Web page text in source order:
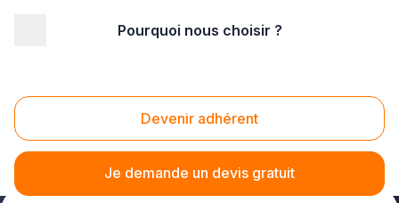
Pourquoi nous choisir ?
Devenir adhérent
Je demande un devis gratuit
Conseil en gestion de portefeuille et placements
financiers